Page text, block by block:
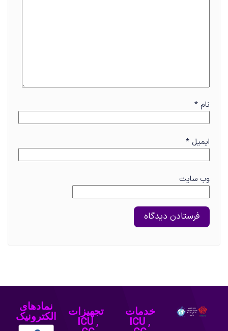
نام *
ایمیل *
وب‌ سایت
خدمات
ICU ,
تجهیزات
ICU ,
نمادهای
الکترونیک